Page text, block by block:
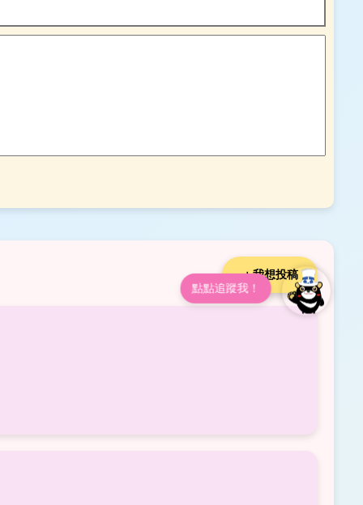
＋我想投稿
點點追蹤我！